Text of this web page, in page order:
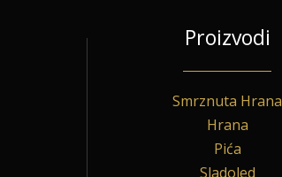
Proizvodi
Smrznuta Hrana
Hrana
Pića
Sladoled